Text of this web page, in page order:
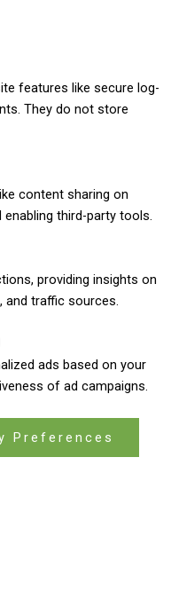
features like secure log-
They do not store
content sharing on
third-party tools.
providing insights on
and traffic sources.
ads based on your
of ad campaigns.
Preferences